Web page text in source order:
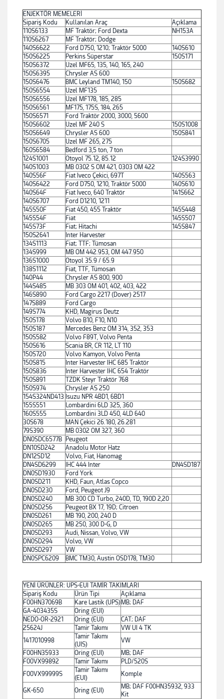
ENJEKTÖR MEMELERİ
Sipariş Kodu
Kullanılan Araç
Açıklama
110S6133
MF Traktör; Ford Dexta
NH153A
110S6267
MF Traktör; Dodge
140S6622
Ford D750, 1210; Traktör 5000
140S610
150S6225
Perkins Süperstar
150S171
150S6372
Uzel MF65, 135, 140, 165, 240
150S6395
Chrysler AS 600
150S6476
BMC Leyland TM140, 150
150S682
150S6554
Uzel MF135
150S6556
Uzel MF178, 185, 285
150S6561
MF175, 175S, 184, 265
150S6571
Ford Traktör 2000, 3000, 5600
150S6602
Uzel MF 240 S
150S1008
150S6649
Chrysler AS 600
150S841
150S6705
Uzel MF 265, 275
160S6584
Bedford 3,5 ton, 7 ton
124S1001
Otoyol 75.12, 85.12
124S3990
140S1003
MB 0302 S OM 421, 0303 OM 422
140S56F
Fiat Iveco Çekici, 697T
140S563
140S6422
Ford D750, 1210, Traktör 5000
140S610
140S64F
Fiat Iveco, 640 Traktör
141S662
140S6707
Ford D1210, 1211
145S50F
Fiat 450, 455 Traktör
145S448
145S54F
Fiat
145S507
145S73F
Fiat; Hitachi
145S847
150S2641
Inter Harvester
134S1113
Fiat; TTF; Tümosan
134S999
MB OM 442.953, OM 447.950
136S1000
Otoyol 35.9 / 65.9
138S1112
Fiat, TTF, Tümosan
140P44
Chrysler AS 800, 900
144S485
MB 303 OM 401, 402, 403, 422
146S890
Ford Cargo 2217 (Dover) 2517
147S889
Ford Cargo
149S774
KHD, Magirus Deutz
150S178
Volvo B10, F10, N10
150S187
Mercedes Benz OM 314, 352, 353
150S582
Volvo F89T, Volvo Penta
150S616
Scania BR, CR 112, LT 110
150S720
Volvo Kamyon, Volvo Penta
150S815
Inter Harvester IHC 685 Traktör
150S836
Inter Harvester IHC 654 Traktör
150S891
TZDK Steyr Traktör 768
150S974
Chrysler AS 250
154S324ND413 Isuzu NPR 4BD1, 6BD1
155S551
Lombardini 6LD 325, 360
160S555
Lombardini 3LD 450, 4LD 640
30S678
MAN Çekici 26.180, 26.281
79S390
MB 0302 OM 327, 360
DN0SDC6577B
Peugeot
DN10SD242
Anadolu Motor Hatz
DN12SD12
Volvo, Fiat, Hanomag
DN4SD6299
IHC 444 Inter
DN4SD187
DN0SD1930
Ford York
DN0SD211
KHD, Faun, Atlas Copco
DN0SD230
Ford, Peugeot J9
DN0SD240
MB 300 CD Turbo, 240D, TD, 190D 2,20
DN0SD256
Peugeot BX 17, 19D; Citroen
DN0SD261
MB 190, 200, 240 D
DN0SD265
MB 250, 300 D-G, D
DN0SD293
Audi, Nissan, Volvo, VW
DN0SD294
Volvo, VW
DN0SD297
VW
DN0SPC6209
BMC TM30, Austin OSD178, TM30
YENİ ÜRÜNLER: UPS-EUI TAMİR TAKIMLARI
Sipariş Kodu
Ürün Tipi
Açıklama
F00HN37069B
Kare Lastik (UPS) MB; DAF
GA-403435S
Oring (EUI)
NEDO-OR-2921
Oring (EUI)
CAT; DAF
25624J
Tamir Takımı
VW UI 4 TK
1417010998
Tamir Takımı
(UIS)
VW
F00HN35933
Oring (EUI)
MB; DAF
F00VX99892
Tamir Takımı
PLD/520S
F00VX99999S
Tamir Takımı
(EUI)
Komple
GK-650 Oring (EUI)
MB; DAF F00HN35932, 933
Kit